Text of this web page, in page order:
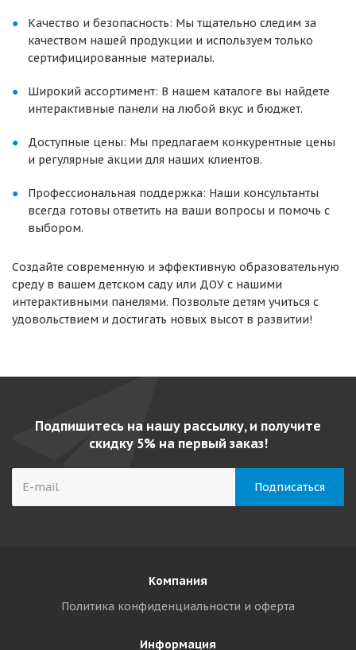
Качество и безопасность: Мы тщательно следим за
качеством нашей продукции и используем только
сертифицированные материалы.
Широкий ассортимент: В нашем каталоге вы найдете
интерактивные панели на любой вкус и бюджет.
Доступные цены: Мы предлагаем конкурентные цены
и регулярные акции для наших клиентов.
Профессиональная поддержка: Наши консультанты
всегда готовы ответить на ваши вопросы и помочь с
выбором.
Создайте современную и эффективную образовательную
среду в вашем детском саду или ДОУ с нашими
интерактивными панелями. Позвольте детям учиться с
удовольствием и достигать новых высот в развитии!
Подпишитесь на нашу рассылку, и получите
скидку 5% на первый заказ!
Компания
Политика конфиденциальности и оферта
Информация